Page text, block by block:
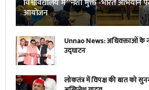
आयोजन
Unnao News: अधिवक्ताओं के
उद्घाटन
लोकतंत्र में विपक्ष की बात को